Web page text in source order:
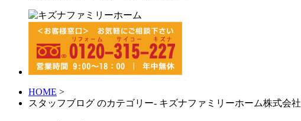
HOME >
スタッフブログ のカテゴリー- キズナファミリーホーム株式会社